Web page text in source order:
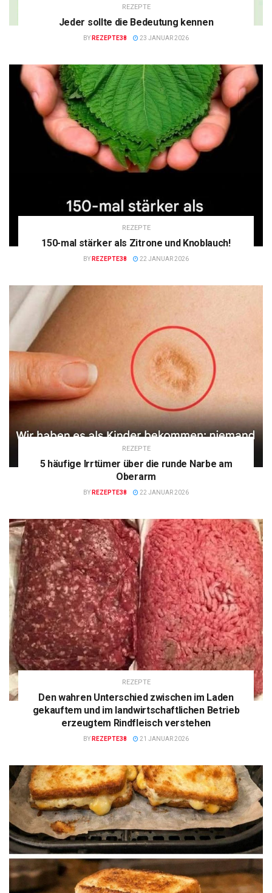
REZEPTE
Jeder sollte die Bedeutung kennen
BY REZEPTE38 23 JANUAR 2026
REZEPTE
150-mal stärker als Zitrone und Knoblauch!
BY REZEPTE38 22 JANUAR 2026
REZEPTE
5 häufige Irrtümer über die runde Narbe am
Oberarm
BY REZEPTE38 22 JANUAR 2026
REZEPTE
Den wahren Unterschied zwischen im Laden
gekauftem und im landwirtschaftlichen Betrieb
erzeugtem Rindfleisch verstehen
BY REZEPTE38 21 JANUAR 2026